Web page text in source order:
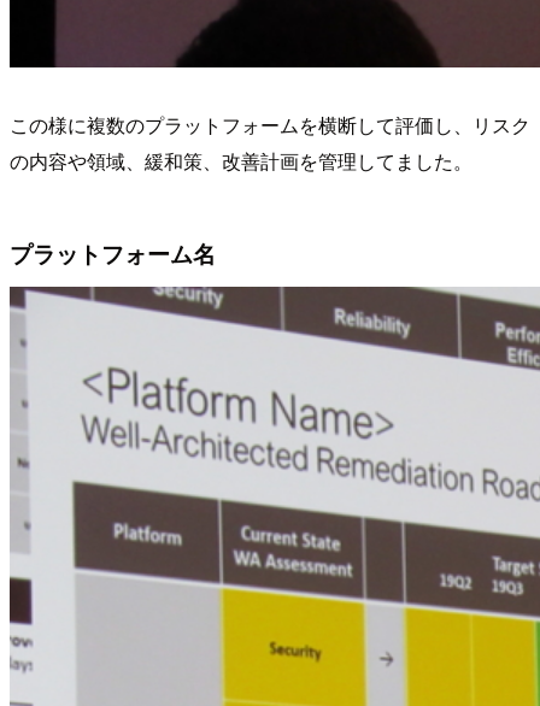
この様に複数のプラットフォームを横断して評価し、リスク
の内容や領域、緩和策、改善計画を管理してました。
プラットフォーム名